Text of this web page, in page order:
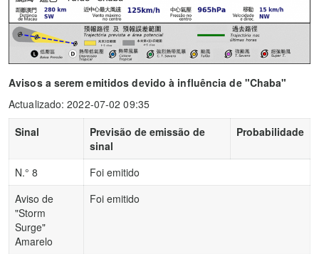
Avisos a serem emitidos devido à influência de "Chaba"
Actualizado: 2022-07-02 09:35
Sinal
Previsão de emissão de
sinal
Probabilidade
N.° 8
Foi emitido
Aviso de
"Storm
Surge"
Amarelo
Foi emitido